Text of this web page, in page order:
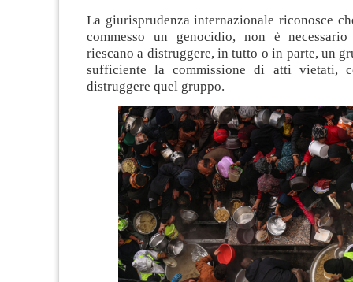
La giurisprudenza internazionale riconosce
commesso un genocidio, non è
riescano a distruggere, in tutto o in parte, un
sufficiente la commissione di atti vietati,
distruggere quel gruppo.